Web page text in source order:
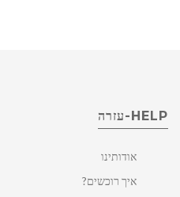
HELP-עזרה
אודותינו
איך רוכשים?